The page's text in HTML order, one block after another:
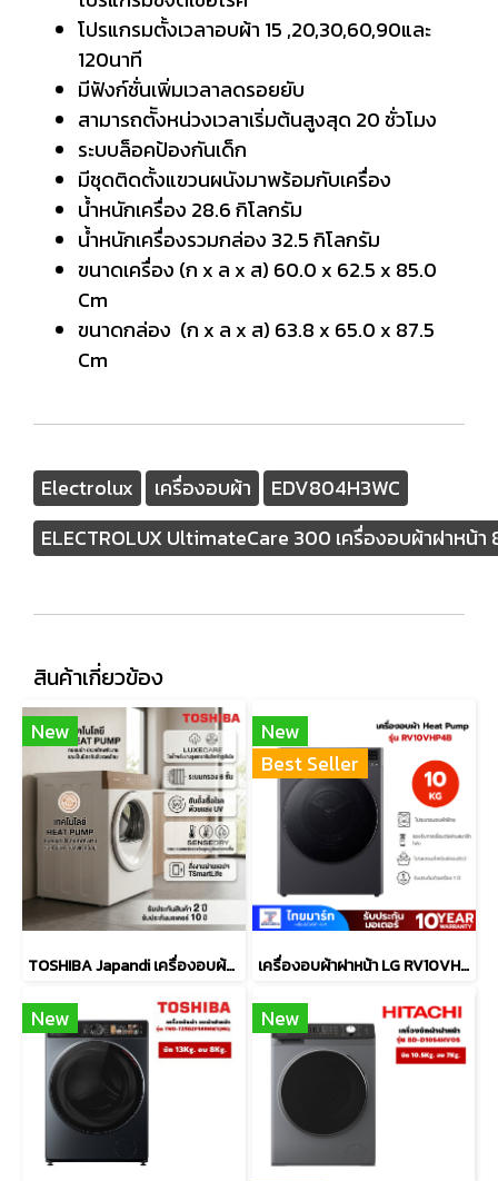
โปรแกรมตั้งเวลาอบผ้า 15 ,20,30,60,90และ
120นาที
มีฟังก์ชั่นเพิ่มเวลาลดรอยยับ
สามารถตัังหน่วงเวลาเริ่มต้นสูงสุด 20 ชั่วโมง
ระบบล็อคป้องกันเด็ก
มีชุดติดตั้งแขวนผนังมาพร้อมกับเครื่อง
น้ำหนักเครื่อง 28.6 กิโลกรัม
น้ำหนักเครื่องรวมกล่อง 32.5 กิโลกรัม
ขนาดเครื่อง (ก x ล x ส) 60.0 x 62.5 x 85.0
Cm
ขนาดกล่อง (ก x ล x ส) 63.8 x 65.0 x 87.5
Cm
Electrolux เครื่องอบผ้า
EDV804H3WC
ELECTROLUX UltimateCare 300 เครื่องอบผ้าฝาหน้า
สินค้าเกี่ยวข้อง
New
TOSHIBA Japandi เครื่องอบผ้าฝาหน้า TOSHIBA TD-T37BS90HWT(WT) 8 กก. HEAT PUMP สีขาว
New
Best Seller
เครื่องอบผ้าฝาหน้า LG RV10VHP4B 10 กก. HEAT PUMP สีดำ
New New